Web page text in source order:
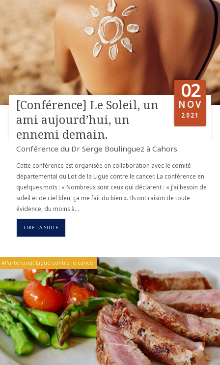
02
NOV
2021
[Conférence] Le Soleil, un
ami aujourd’hui, un
ennemi demain.
Conférence du Dr Serge Boulinguez à Cahors.
Cette conférence est organisée en collaboration avec le comité
départemental du Lot de la Ligue contre le cancer. La conférence en
quelques mots : « Nombreux sont ceux qui déclarent : « j’ai besoin de
soleil et de ciel bleu, ça me fait du bien ». Ils ont raison de toute
évidence, du moins à…
LIRE LA SUITE
Partenariat Ligue contre le cancer